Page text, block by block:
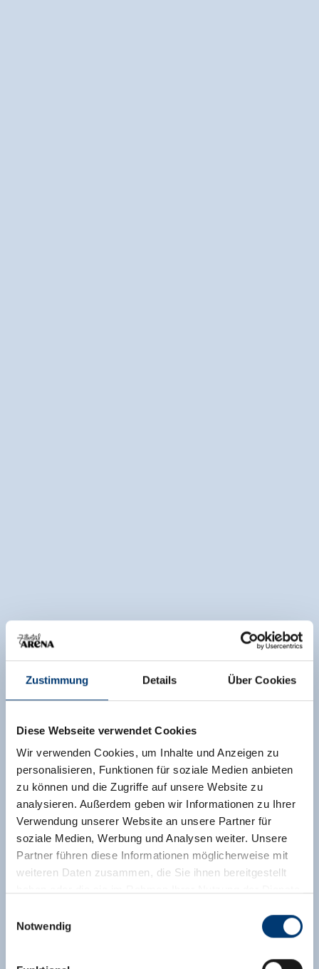
Zustimmung Details Über Cookies
Diese Webseite verwendet Cookies
Wir verwenden Cookies, um Inhalte und Anzeigen zu
personalisieren, Funktionen für soziale Medien anbieten
zu können und die Zugriffe auf unsere Website zu
analysieren. Außerdem geben wir Informationen zu Ihrer
Verwendung unserer Website an unsere Partner für
soziale Medien, Werbung und Analysen weiter. Unsere
Partner führen diese Informationen möglicherweise mit
weiteren Daten zusammen, die Sie ihnen bereitgestellt
Notwendig